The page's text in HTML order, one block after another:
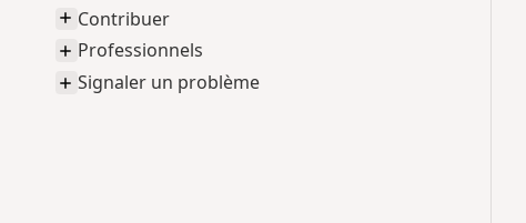
Contribuer
Professionnels
Signaler un problème